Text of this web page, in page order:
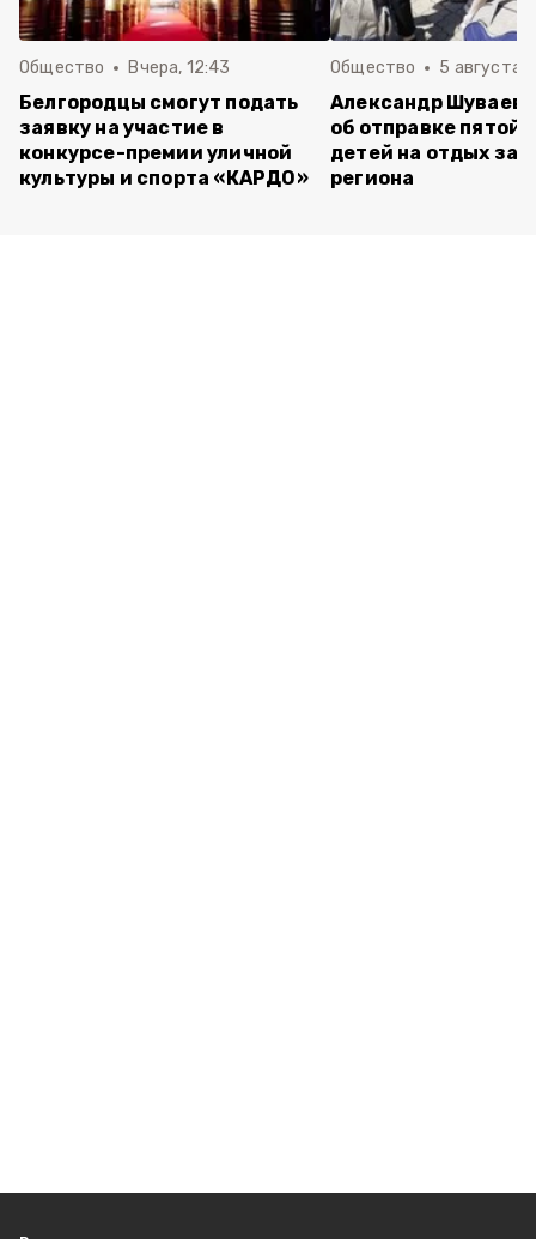
Общество Вчера, 12:43
Белгородцы смогут подать
заявку на участие в
конкурсе-премии уличной
культуры и спорта «КАРДО»
Общество 5 августа ,
Александр Шуваев
об отправке пятой
детей на отдых за
региона